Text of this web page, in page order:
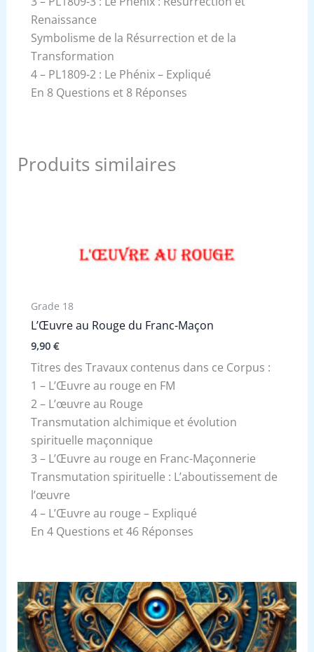
Renaissance
Symbolisme de la Résurrection et de la
Transformation
4 – PL1809-2 : Le Phénix – Expliqué
En 8 Questions et 8 Réponses
Produits similaires
Grade 18
L’Œuvre au Rouge du Franc-Maçon
9,90 €
Titres des Travaux contenus dans ce Corpus :
1 – L’Œuvre au rouge en FM
2 – L’œuvre au Rouge
Transmutation alchimique et évolution
spirituelle maçonnique
3 – L’Œuvre au rouge en Franc-Maçonnerie
Transmutation spirituelle : L’aboutissement de
l’œuvre
4 – L’Œuvre au rouge – Expliqué
En 4 Questions et 46 Réponses